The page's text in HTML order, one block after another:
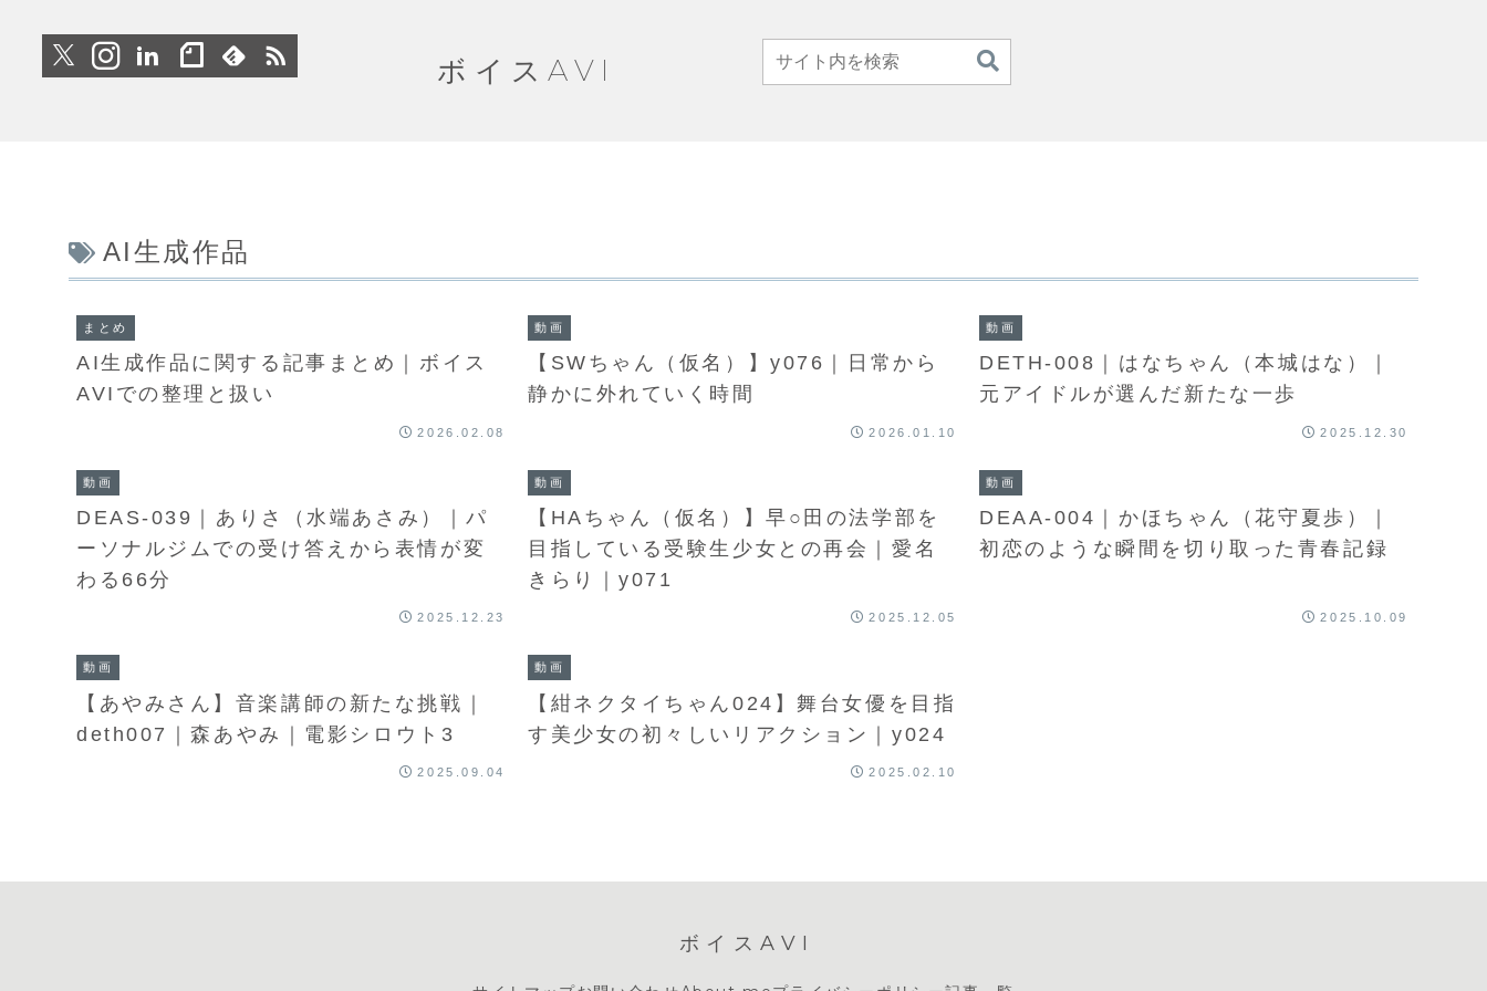
ボイスAVI
AI生成作品
まとめ
AI生成作品に関する記事まとめ｜ボイス
AVIでの整理と扱い
2026.02.08
動画
【SWちゃん（仮名）】y076｜日常から
静かに外れていく時間
2026.01.10
動画
DETH-008｜はなちゃん（本城はな）｜
元アイドルが選んだ新たな一歩
2025.12.30
動画
DEAS-039｜ありさ（水端あさみ）｜パ
ーソナルジムでの受け答えから表情が変
わる66分
2025.12.23
動画
【HAちゃん（仮名）】早○田の法学部を
目指している受験生少女との再会｜愛名
きらり｜y071
2025.12.05
動画
DEAA-004｜かほちゃん（花守夏歩）｜
初恋のような瞬間を切り取った青春記録
2025.10.09
動画
【あやみさん】音楽講師の新たな挑戦｜
deth007｜森あやみ｜電影シロウト3
2025.09.04
動画
【紺ネクタイちゃん024】舞台女優を目指
す美少女の初々しいリアクション｜y024
2025.02.10
ボイスAVI